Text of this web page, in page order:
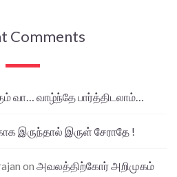
Comments
வா… வாழ்ந்தே பார்த்திடலாம்…
இருந்தால் இருள் சேராதே !
on அவலத்திற்கோர் அறிமுகம்